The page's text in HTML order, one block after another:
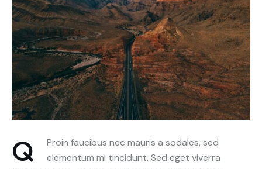
Q
Proin faucibus nec mauris a sodales, sed
elementum mi tincidunt. Sed eget viverra